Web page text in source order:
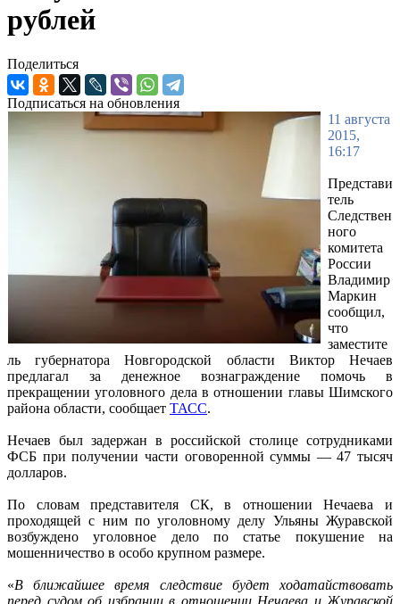
рублей
Поделиться
Подписаться на обновления
11 августа
2015,
16:17
Представи
тель
Следствен
ного
комитета
России
Владимир
Маркин
сообщил,
что
заместите
ль губернатора Новгородской области Виктор Нечаев
предлагал за денежное вознаграждение помочь в
прекращении уголовного дела в отношении главы Шимского
района области, сообщает ТАСС.
Нечаев был задержан в российской столице сотрудниками
ФСБ при получении части оговоренной суммы — 47 тысяч
долларов.
По словам представителя СК, в отношении Нечаева и
проходящей с ним по уголовному делу Ульяны Журавской
возбуждено уголовное дело по статье покушение на
мошенничество в особо крупном размере.
«В ближайшее время следствие будет ходатайствовать
перед судом об избрании в отношении Нечаева и Журавской